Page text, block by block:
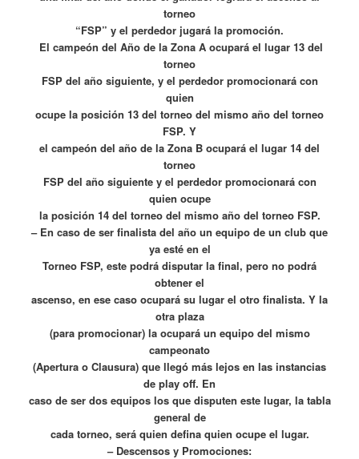
torneo
“FSP” y el perdedor jugará la promoción.
El campeón del Año de la Zona A ocupará el lugar 13 del
torneo
FSP del año siguiente, y el perdedor promocionará con
quien
ocupe la posición 13 del torneo del mismo año del torneo
FSP. Y
el campeón del año de la Zona B ocupará el lugar 14 del
torneo
FSP del año siguiente y el perdedor promocionará con
quien ocupe
la posición 14 del torneo del mismo año del torneo FSP.
– En caso de ser finalista del año un equipo de un club que
ya esté en el
Torneo FSP, este podrá disputar la final, pero no podrá
obtener el
ascenso, en ese caso ocupará su lugar el otro finalista. Y la
otra plaza
(para promocionar) la ocupará un equipo del mismo
campeonato
(Apertura o Clausura) que llegó más lejos en las instancias
de play off. En
caso de ser dos equipos los que disputen este lugar, la tabla
general de
cada torneo, será quien defina quien ocupe el lugar.
– Descensos y Promociones: